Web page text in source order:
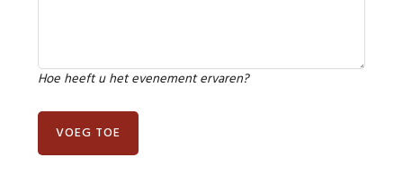
Hoe heeft u het evenement ervaren?